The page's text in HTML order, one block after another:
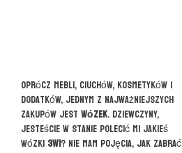
Oprócz mebli, ciuchów, kosmetyków i
dodatków, jednym z najważniejszych
zakupów jest wózek. Dziewczyny,
jesteście w stanie polecić mi jakieś
wózki 3w1? Nie mam pojęcia, jak zabrać